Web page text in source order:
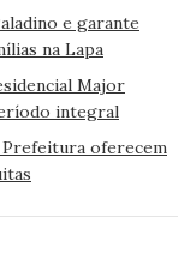
e garante
na Lapa
Major
integral
Prefeitura oferecem